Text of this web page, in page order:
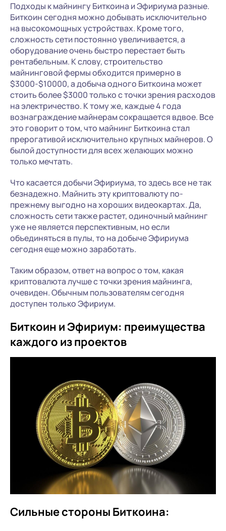
Подходы к майнингу Биткоина и Эфириума разные.
Биткоин сегодня можно добывать исключительно
на высокомощных устройствах. Кроме того,
сложность сети постоянно увеличивается, а
оборудование очень быстро перестает быть
рентабельным. К слову, строительство
майнинговой фермы обходится примерно в
$3000-$10000, а добыча одного Биткоина может
стоить более $3000 только с точки зрения расходов
на электричество. К тому же, каждые 4 года
вознаграждение майнерам сокращается вдвое. Все
это говорит о том, что майнинг Биткоина стал
прерогативой исключительно крупных майнеров. О
былой доступности для всех желающих можно
только мечтать.
Что касается добычи Эфириума, то здесь все не так
безнадежно. Майнить эту криптовалюту по-
прежнему выгодно на хороших видеокартах. Да,
сложность сети также растет, одиночный майнинг
уже не является перспективным, но если
объединяться в пулы, то на добыче Эфириума
сегодня еще можно заработать.
Таким образом, ответ на вопрос о том, какая
криптовалюта лучше с точки зрения майнинга,
очевиден. Обычным пользователям сегодня
доступен только Эфириум.
Биткоин и Эфириум: преимущества
каждого из проектов
Сильные стороны Биткоина: